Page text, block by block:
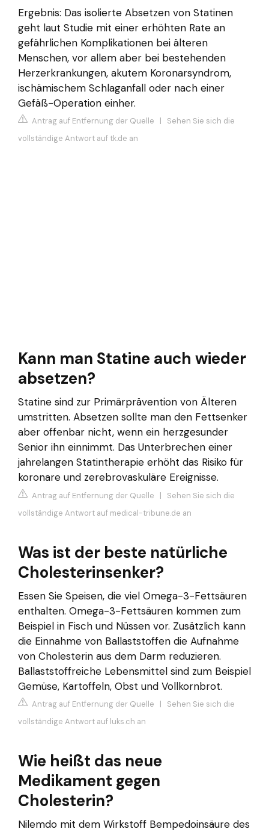
Ergebnis: Das isolierte Absetzen von Statinen
geht laut Studie mit einer erhöhten Rate an
gefährlichen Komplikationen bei älteren
Menschen, vor allem aber bei bestehenden
Herzerkrankungen, akutem Koronarsyndrom,
ischämischem Schlaganfall oder nach einer
Gefäß-Operation einher.
Antrag auf Entfernung der Quelle | Sehen Sie sich die
vollständige Antwort auf tk.de an
Kann man Statine auch wieder
absetzen?
Statine sind zur Primärprävention von Älteren
umstritten. Absetzen sollte man den Fettsenker
aber offenbar nicht, wenn ein herzgesunder
Senior ihn einnimmt. Das Unterbrechen einer
jahrelangen Statintherapie erhöht das Risiko für
koronare und zerebrovaskuläre Ereignisse.
Antrag auf Entfernung der Quelle | Sehen Sie sich die
vollständige Antwort auf medical-tribune.de an
Was ist der beste natürliche
Cholesterinsenker?
Essen Sie Speisen, die viel Omega-3-Fettsäuren
enthalten. Omega-3-Fettsäuren kommen zum
Beispiel in Fisch und Nüssen vor. Zusätzlich kann
die Einnahme von Ballaststoffen die Aufnahme
von Cholesterin aus dem Darm reduzieren.
Ballaststoffreiche Lebensmittel sind zum Beispiel
Gemüse, Kartoffeln, Obst und Vollkornbrot.
Antrag auf Entfernung der Quelle | Sehen Sie sich die
vollständige Antwort auf luks.ch an
Wie heißt das neue
Medikament gegen
Cholesterin?
Nilemdo mit dem Wirkstoff Bempedoinsäure des